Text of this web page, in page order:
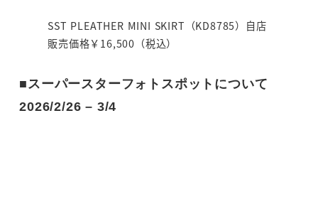
SST PLEATHER MINI SKIRT（KD8785）自店
販売価格￥16,500（税込）
■スーパースターフォトスポットについて
2026/2/26 – 3/4